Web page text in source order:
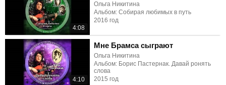
4:08
Ольга Никитина
Альбом: Собирая любимых в путь
2016 год
4:10
Мне Брамса сыграют
Ольга Никитина
Альбом: Борис Пастернак. Давай ронять
слова
2015 год